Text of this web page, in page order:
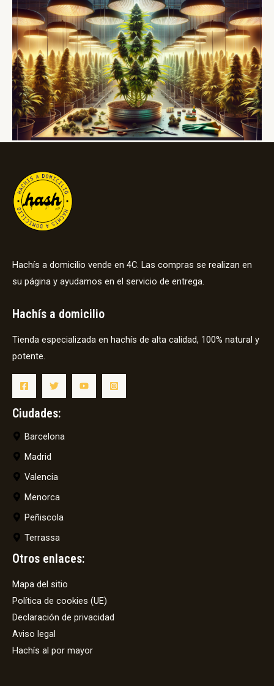
Hachís a domicilio vende en 4C. Las compras se realizan en
su página y ayudamos en el servicio de entrega.
Hachís a domicilio
Tienda especializada en hachís de alta calidad, 100% natural y
potente.
Ciudades:
Barcelona
Madrid
Valencia
Menorca
Peñiscola
Terrassa
Otros enlaces:
Mapa del sitio
Política de cookies (UE)
Declaración de privacidad
Aviso legal
Hachís al por mayor